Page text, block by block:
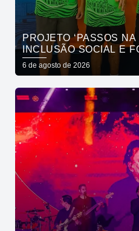
PROJETO ‘PASSOS
INCLUSÃO SOCIAL E
EM SAÚDE MENTAL
6 de agosto de 2026